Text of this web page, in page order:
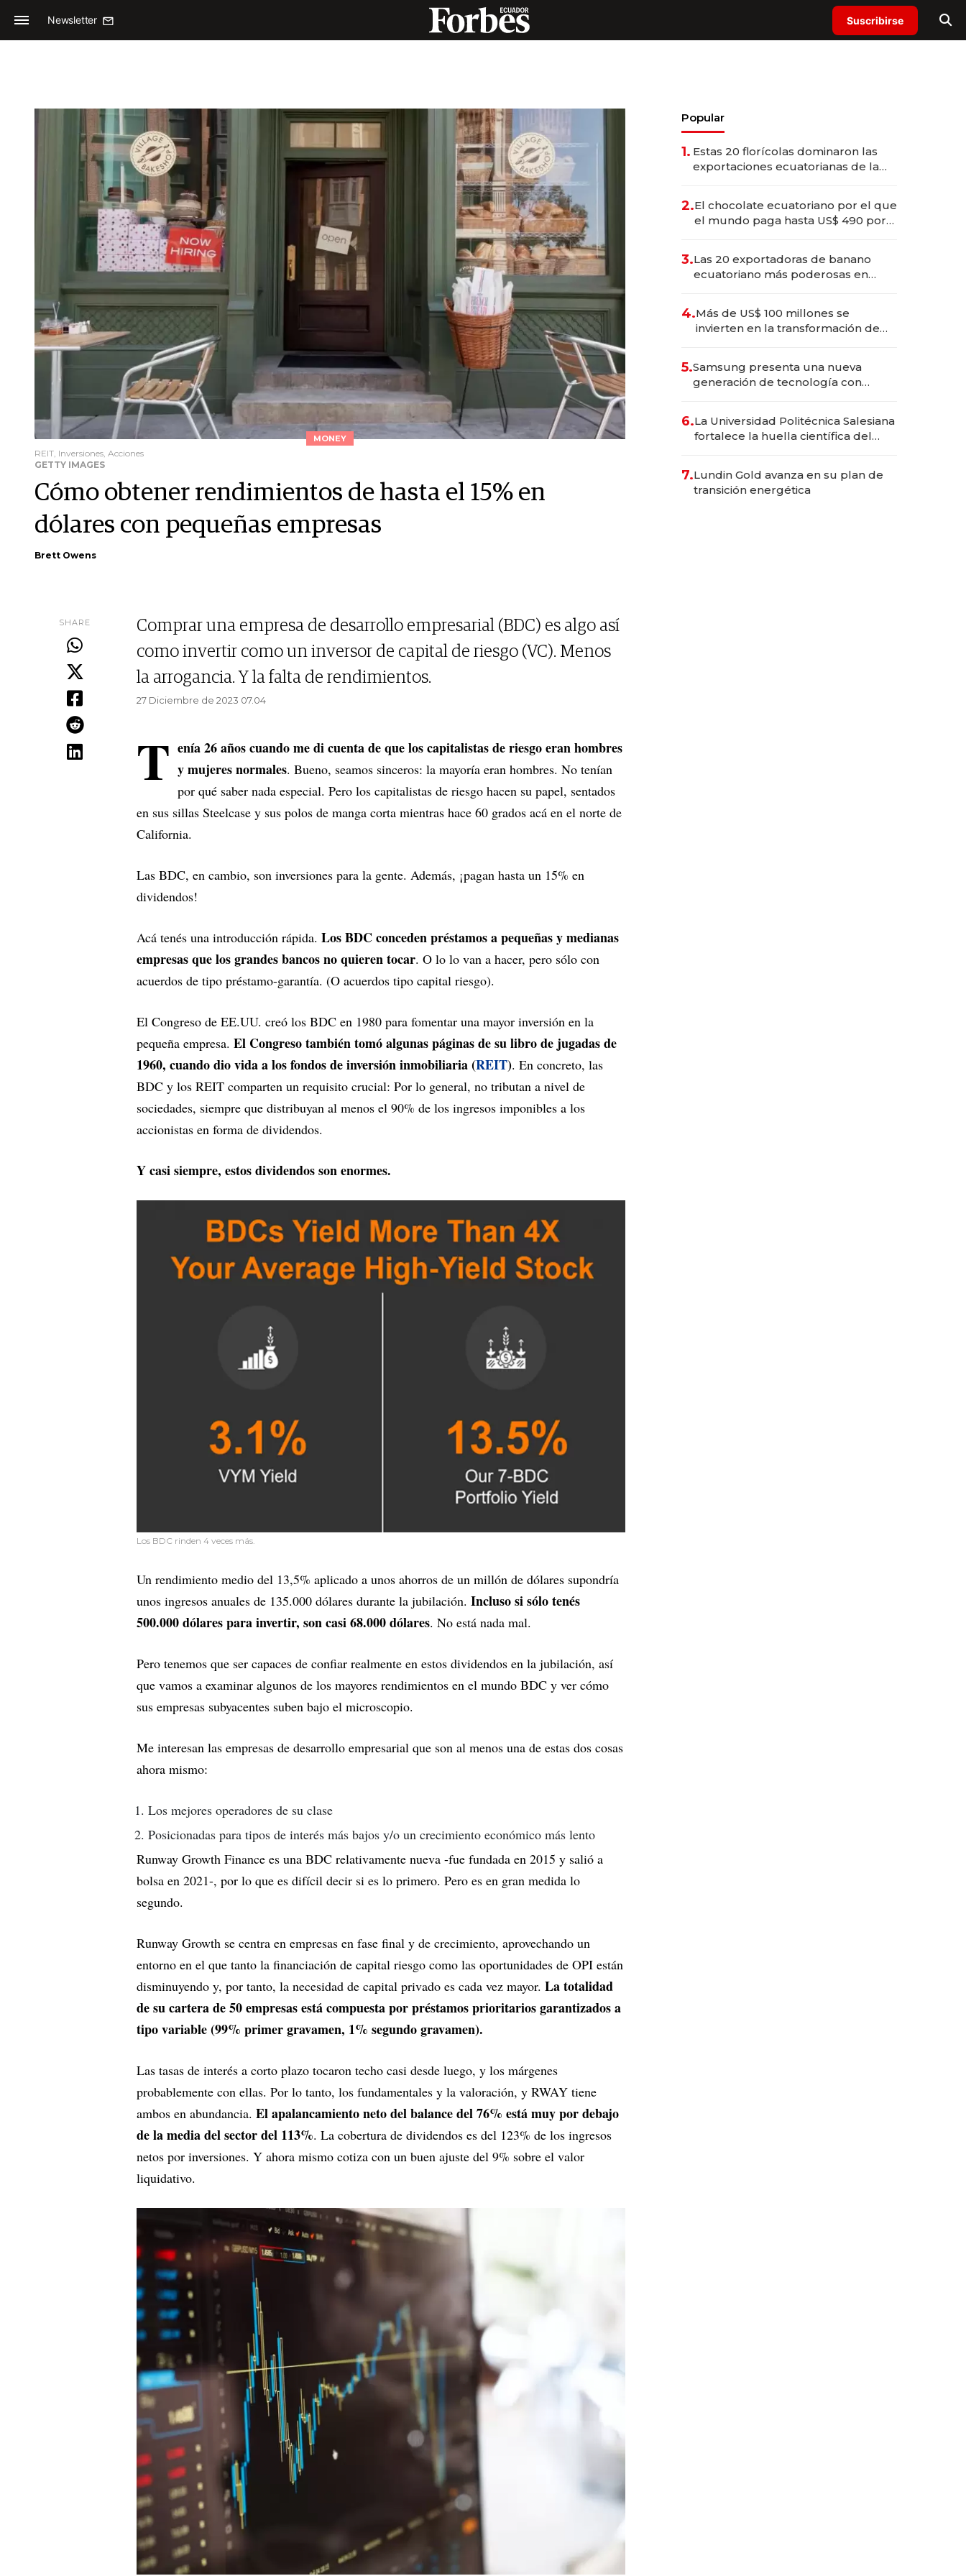
Newsletter Suscribirse
MONEY
REIT, Inversiones, Acciones
GETTY IMAGES
Cómo obtener rendimientos de hasta el 15% en
dólares con pequeñas empresas
Brett Owens
SHARE
Comprar una empresa de desarrollo empresarial (BDC) es algo así
como invertir como un inversor de capital de riesgo (VC). Menos
la arrogancia. Y la falta de rendimientos.
27 Diciembre de 2023 07.04
T enía 26 años cuando me di cuenta de que los capitalistas de riesgo eran hombres
y mujeres normales. Bueno, seamos sinceros: la mayoría eran hombres. No tenían
por qué saber nada especial. Pero los capitalistas de riesgo hacen su papel, sentados
en sus sillas Steelcase y sus polos de manga corta mientras hace 60 grados acá en el norte de
California.
Las BDC, en cambio, son inversiones para la gente. Además, ¡pagan hasta un 15% en
dividendos!
Acá tenés una introducción rápida. Los BDC conceden préstamos a pequeñas y medianas
empresas que los grandes bancos no quieren tocar. O lo lo van a hacer, pero sólo con
acuerdos de tipo préstamo-garantía. (O acuerdos tipo capital riesgo).
El Congreso de EE.UU. creó los BDC en 1980 para fomentar una mayor inversión en la
pequeña empresa. El Congreso también tomó algunas páginas de su libro de jugadas de
1960, cuando dio vida a los fondos de inversión inmobiliaria (REIT). En concreto, las
BDC y los REIT comparten un requisito crucial: Por lo general, no tributan a nivel de
sociedades, siempre que distribuyan al menos el 90% de los ingresos imponibles a los
accionistas en forma de dividendos.
Y casi siempre, estos dividendos son enormes.
Los BDC rinden 4 veces más.
Un rendimiento medio del 13,5% aplicado a unos ahorros de un millón de dólares supondría
unos ingresos anuales de 135.000 dólares durante la jubilación. Incluso si sólo tenés
500.000 dólares para invertir, son casi 68.000 dólares. No está nada mal.
Pero tenemos que ser capaces de confiar realmente en estos dividendos en la jubilación, así
que vamos a examinar algunos de los mayores rendimientos en el mundo BDC y ver cómo
sus empresas subyacentes suben bajo el microscopio.
Me interesan las empresas de desarrollo empresarial que son al menos una de estas dos cosas
ahora mismo:
Los mejores operadores de su clase
Posicionadas para tipos de interés más bajos y/o un crecimiento económico más lento
Runway Growth Finance es una BDC relativamente nueva -fue fundada en 2015 y salió a
bolsa en 2021-, por lo que es difícil decir si es lo primero. Pero es en gran medida lo
segundo.
Runway Growth se centra en empresas en fase final y de crecimiento, aprovechando un
entorno en el que tanto la financiación de capital riesgo como las oportunidades de OPI están
disminuyendo y, por tanto, la necesidad de capital privado es cada vez mayor. La totalidad
de su cartera de 50 empresas está compuesta por préstamos prioritarios garantizados a
tipo variable (99% primer gravamen, 1% segundo gravamen).
Las tasas de interés a corto plazo tocaron techo casi desde luego, y los márgenes
probablemente con ellas. Por lo tanto, los fundamentales y la valoración, y RWAY tiene
ambos en abundancia. El apalancamiento neto del balance del 76% está muy por debajo
de la media del sector del 113%. La cobertura de dividendos es del 123% de los ingresos
netos por inversiones. Y ahora mismo cotiza con un buen ajuste del 9% sobre el valor
liquidativo.
Popular
1. Estas 20 florícolas dominaron las
exportaciones ecuatorianas de la
2.El chocolate ecuatoriano por el que
el mundo paga hasta US$ 490 por
3.Las 20 exportadoras de banano
ecuatoriano más poderosas en
4.Más de US$ 100 millones se
invierten en la transformación de
5.Samsung presenta una nueva
generación de tecnología con
6.La Universidad Politécnica Salesiana
fortalece la huella científica del
7.Lundin Gold avanza en su plan de
transición energética